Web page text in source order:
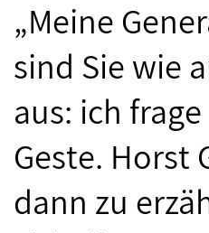
„Meine
sind Sie wie
aus: ich
Geste.
dann zu